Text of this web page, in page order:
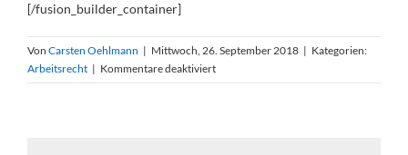
[/fusion_builder_container]
Von Carsten Oehlmann | Mittwoch, 26. September 2018 | Kategorien:
Arbeitsrecht | Kommentare deaktiviertfür
Außerordentliche